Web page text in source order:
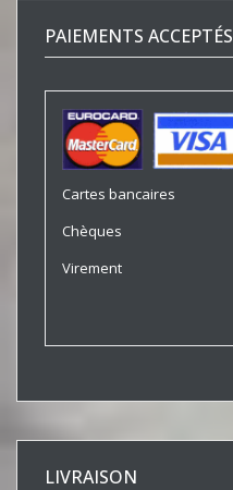
PAIEMENTS ACCEPTÉS
Cartes bancaires
Chèques
Virement
LIVRAISON